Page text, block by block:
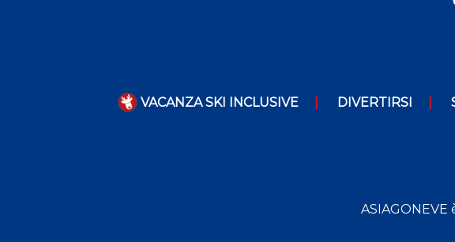
VACANZA SKI INCLUSIVE DIVERTIRSI